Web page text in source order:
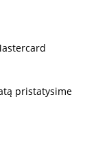
pristatysime